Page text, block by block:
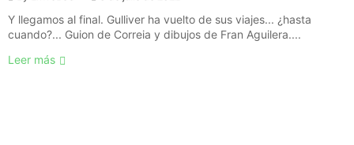
Y llegamos al final. Gulliver ha vuelto de sus viajes... ¿hasta
cuando?... Guion de Correia y dibujos de Fran Aguilera....
Leer más